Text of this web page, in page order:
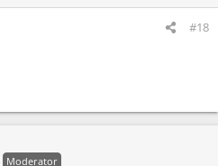
#18
Moderator